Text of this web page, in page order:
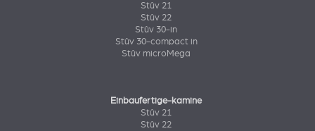
Stûv 21
Stûv 22
Stûv 30-in
Stûv 30-compact in
Stûv microMega
Einbaufertige-kamine
Stûv 21
Stûv 22